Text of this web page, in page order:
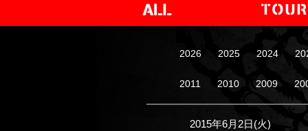
2026 2025 2024
2011 2010 2009
2015年6月2日(火)